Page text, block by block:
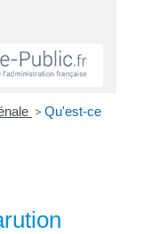
> Qu'est-ce